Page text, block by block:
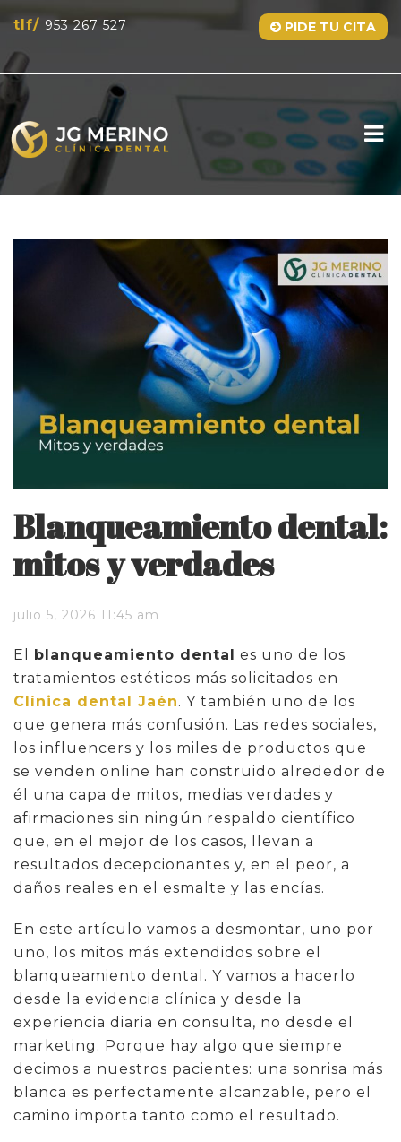
tlf/ 953 267 527 PIDE TU CITA
Blanqueamiento dental:
mitos y verdades
julio 5, 2026 11:45 am
El blanqueamiento dental es uno de los
tratamientos estéticos más solicitados en
Clínica dental Jaén. Y también uno de los
que genera más confusión. Las redes sociales,
los influencers y los miles de productos que
se venden online han construido alrededor de
él una capa de mitos, medias verdades y
afirmaciones sin ningún respaldo científico
que, en el mejor de los casos, llevan a
resultados decepcionantes y, en el peor, a
daños reales en el esmalte y las encías.
En este artículo vamos a desmontar, uno por
uno, los mitos más extendidos sobre el
blanqueamiento dental. Y vamos a hacerlo
desde la evidencia clínica y desde la
experiencia diaria en consulta, no desde el
marketing. Porque hay algo que siempre
decimos a nuestros pacientes: una sonrisa más
blanca es perfectamente alcanzable, pero el
camino importa tanto como el resultado.